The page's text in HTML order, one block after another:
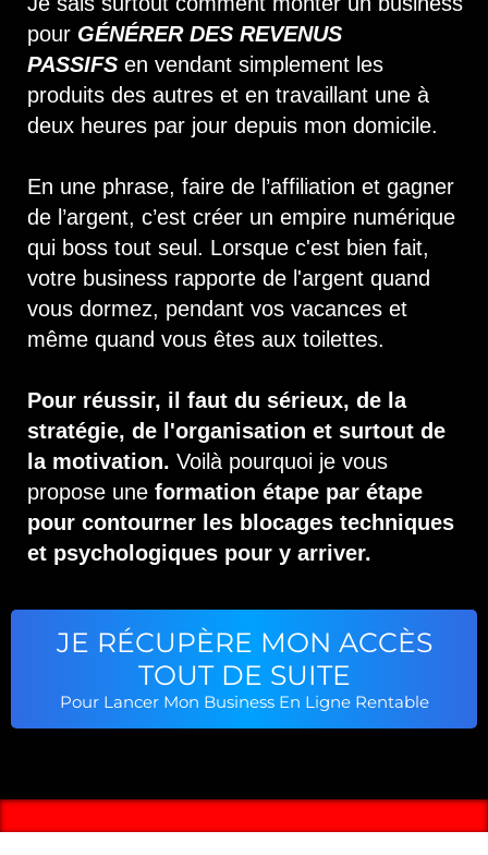
pour GÉNÉRER DES REVENUS
PASSIFS en vendant simplement les
produits des autres et en travaillant une à
deux heures par jour depuis mon domicile.
En une phrase, faire de l’affiliation et gagner
de l’argent, c’est créer un empire numérique
qui boss tout seul. Lorsque c'est bien fait,
votre business rapporte de l'argent quand
vous dormez, pendant vos vacances et
même quand vous êtes aux toilettes.
Pour réussir, il faut du sérieux, de la
stratégie, de l'organisation et surtout de
la motivation. Voilà pourquoi je vous
propose une formation étape par étape
pour contourner les blocages techniques
et psychologiques pour y arriver.
JE RÉCUPÈRE MON ACCÈS
TOUT DE SUITE
Pour Lancer Mon Business En Ligne Rentable